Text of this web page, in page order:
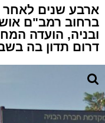
ארבע שנים לאחר
ברחוב רמב"ם
ובניה, הועדה
דרום תדון בה